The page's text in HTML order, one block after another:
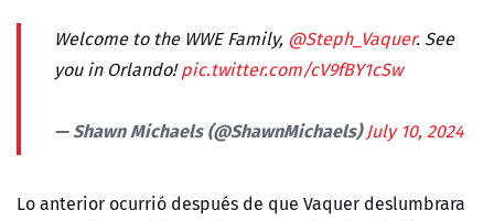
Welcome to the WWE Family, @Steph_Vaquer. See
you in Orlando!pic.twitter.com/cV9fBY1cSw
— Shawn Michaels (@ShawnMichaels)July 10, 2024
Lo anterior ocurrió después de que Vaquer deslumbrara